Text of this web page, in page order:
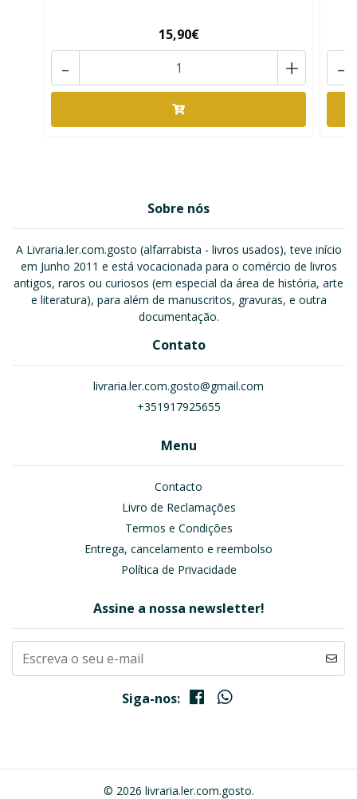
15,90€
+
- -
Sobre nós
A Livraria.ler.com.gosto (alfarrabista - livros usados), teve início
em Junho 2011 e está vocacionada para o comércio de livros
antigos, raros ou curiosos (em especial da área de história, arte
e literatura), para além de manuscritos, gravuras, e outra
documentação.
Contato
livraria.ler.com.gosto@gmail.com
+351917925655
Menu
Contacto
Livro de Reclamações
Termos e Condições
Entrega, cancelamento e reembolso
Política de Privacidade
Assine a nossa newsletter!
Siga-nos:
© 2026 livraria.ler.com.gosto.